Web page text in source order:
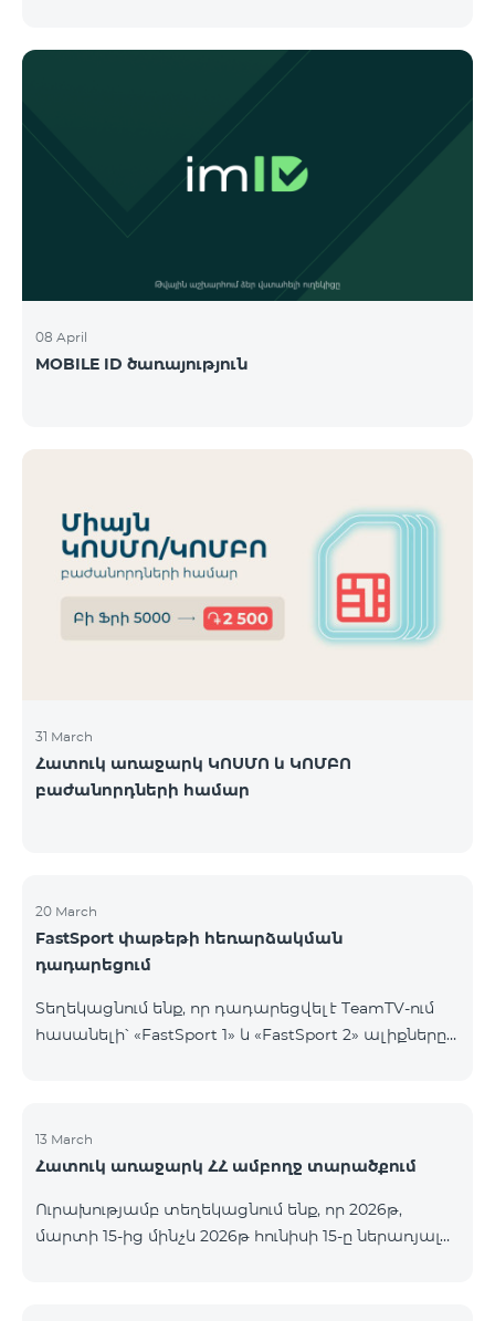
ՀԱԹ 09:00-20:00 09:00-17:00 Երևան Ազատություն
09:00-19:00 09:00-17:00 Երևան Կոմիտաս 1 09:00-
08 April
MOBILE ID ծառայություն
31 March
Հատուկ առաջարկ ԿՈՍՄՈ և ԿՈՄԲՈ
բաժանորդների համար
20 March
FastSport փաթեթի հեռարձակման
դադարեցում
Տեղեկացնում ենք, որ դադարեցվել է TeamTV-ում
հասանելի՝ «FastSport 1» և «FastSport 2» ալիքները
Հարցերի կամ լրացուցիչ տեղեկությունների
համար խնդրում ենք դիմել «Ֆասթ Մեդիա»
13 March
Հատուկ առաջարկ ՀՀ ամբողջ տարածքում
Ուրախությամբ տեղեկացնում ենք, որ 2026թ,
մարտի 15-ից մինչև 2026թ հունիսի 15-ը ներառյալ